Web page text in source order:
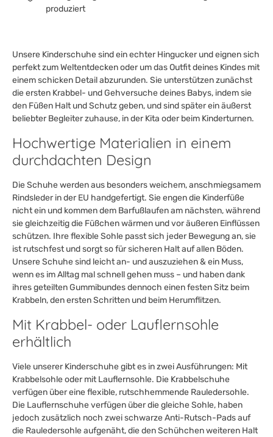
produziert
Unsere Kinderschuhe sind ein echter Hingucker und eignen sich
perfekt zum Weltentdecken oder um das Outfit deines Kindes mit
einem schicken Detail abzurunden. Sie unterstützen zunächst
die ersten Krabbel- und Gehversuche deines Babys, indem sie
den Füßen Halt und Schutz geben, und sind später ein äußerst
beliebter Begleiter zuhause, in der Kita oder beim Kinderturnen.
Hochwertige Materialien in einem
durchdachten Design
Die Schuhe werden aus besonders weichem, anschmiegsamem
Rindsleder in der EU handgefertigt. Sie engen die Kinderfüße
nicht ein und kommen dem Barfußlaufen am nächsten, während
sie gleichzeitig die Füßchen wärmen und vor äußeren Einflüssen
schützen. Ihre flexible Sohle passt sich jeder Bewegung an, sie
ist rutschfest und sorgt so für sicheren Halt auf allen Böden.
Unsere Schuhe sind leicht an- und auszuziehen & ein Muss,
wenn es im Alltag mal schnell gehen muss – und haben dank
ihres geteilten Gummibundes dennoch einen festen Sitz beim
Krabbeln, den ersten Schritten und beim Herumflitzen.
Mit Krabbel- oder Lauflernsohle
erhältlich
Viele unserer Kinderschuhe gibt es in zwei Ausführungen: Mit
Krabbelsohle oder mit Lauflernsohle. Die Krabbelschuhe
verfügen über eine flexible, rutschhemmende Rauledersohle.
Die Lauflernschuhe verfügen über die gleiche Sohle, haben
jedoch zusätzlich noch zwei schwarze Anti-Rutsch-Pads auf
die Rauledersohle aufgenäht, die den Schühchen weiteren Halt